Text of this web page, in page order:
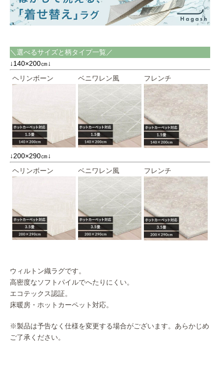
＼選べるサイズと柄タイプ一覧／
↓140×200㎝↓
ヘリンボーン
ベニワレン風 フレンチ
↓200×290㎝↓
ヘリンボーン
ベニワレン風 フレンチ
ウィルトン織ラグです。
高密度なソフトパイルでへたりにくい。
エコテックス認証。
床暖房・ホットカーペット対応。
※製品は予告なく仕様を変更する場合がございます。あらかじめ
ご了承ください。